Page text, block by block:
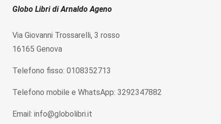
Globo Libri di Arnaldo Ageno
Via Giovanni Trossarelli, 3 rosso
16165 Genova
Telefono fisso: 0108352713
Telefono mobile e WhatsApp: 3292347882
Email: info@globolibri.it